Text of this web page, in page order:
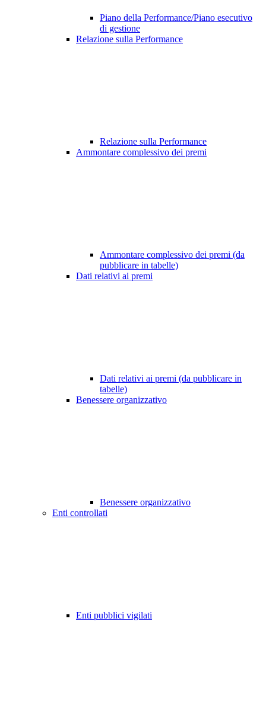
Piano della Performance/Piano esecutivo
di gestione
Relazione sulla Performance
Relazione sulla Performance
Ammontare complessivo dei premi
Ammontare complessivo dei premi (da
pubblicare in tabelle)
Dati relativi ai premi
Dati relativi ai premi (da pubblicare in
tabelle)
Benessere organizzativo
Benessere organizzativo
Enti controllati
Enti pubblici vigilati